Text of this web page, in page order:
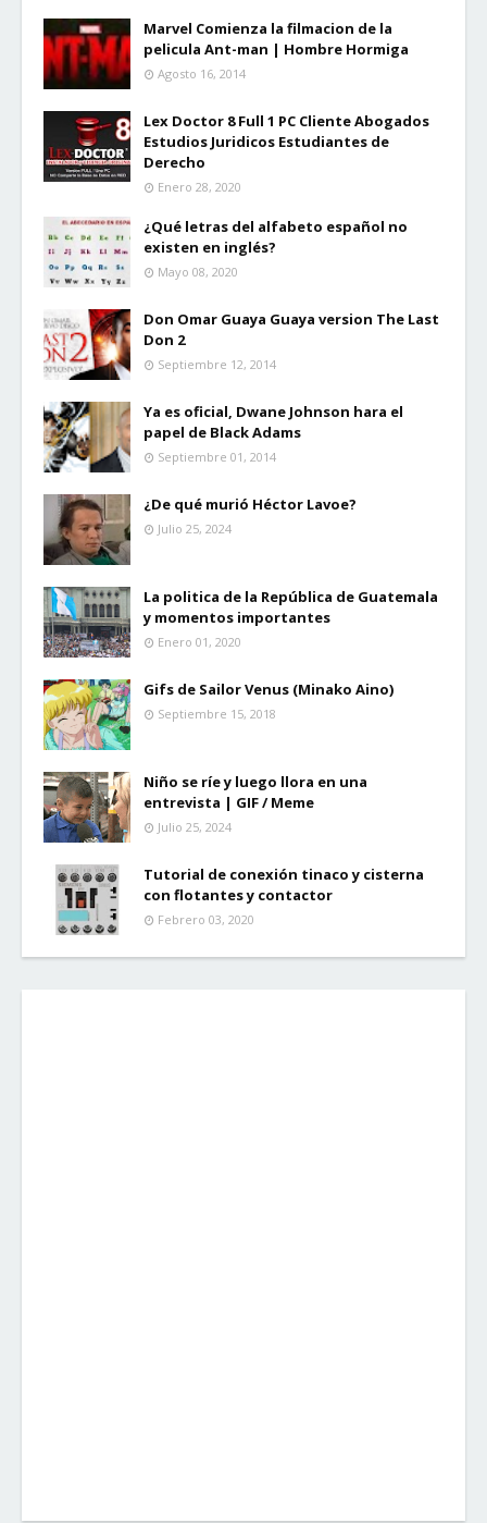
Marvel Comienza la filmacion de la
pelicula Ant-man | Hombre Hormiga
Agosto 16, 2014
Lex Doctor 8 Full 1 PC Cliente Abogados
Estudios Juridicos Estudiantes de
Derecho
Enero 28, 2020
¿Qué letras del alfabeto español no
existen en inglés?
Mayo 08, 2020
Don Omar Guaya Guaya version The Last
Don 2
Septiembre 12, 2014
Ya es oficial, Dwane Johnson hara el
papel de Black Adams
Septiembre 01, 2014
¿De qué murió Héctor Lavoe?
Julio 25, 2024
La politica de la República de Guatemala
y momentos importantes
Enero 01, 2020
Gifs de Sailor Venus (Minako Aino)
Septiembre 15, 2018
Niño se ríe y luego llora en una
entrevista | GIF / Meme
Julio 25, 2024
Tutorial de conexión tinaco y cisterna
con flotantes y contactor
Febrero 03, 2020